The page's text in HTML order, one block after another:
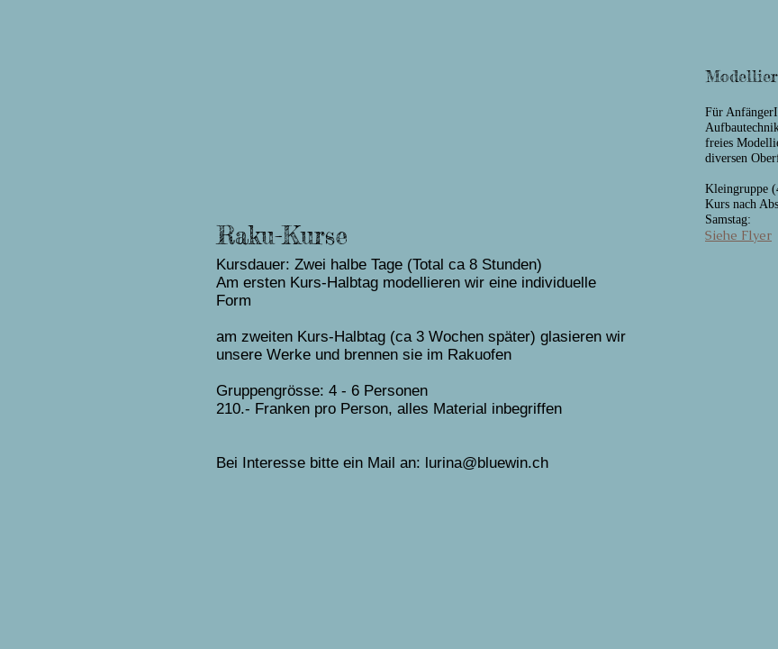
Raku-Kurse
Kursdauer: Zwei halbe Tage (Total ca 8 Stunden)
Am ersten Kurs-Halbtag modellieren wir eine individuelle
Form
am zweiten Kurs-Halbtag (ca 3 Wochen später) glasieren wir
unsere Werke und brennen sie im Rakuofen
Gruppengrösse: 4 - 6 Personen
210.- Franken pro Person, alles Material inbegriffen
Bei Interesse bitte ein Mail an: lurina@bluewin.ch
Für
freies
diversen
Kleingruppe
Kurs nach
Samstag:
Siehe Flyer